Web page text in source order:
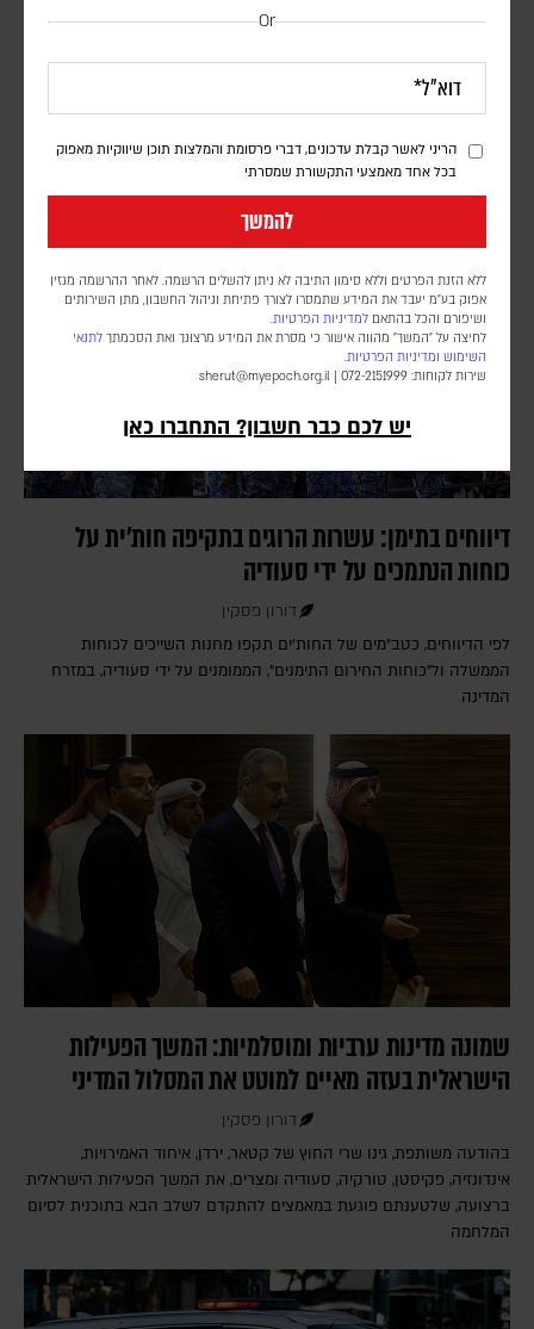
Or
הריני לאשר קבלת עדכונים, דברי פרסומת והמלצות תוכן שיווקיות מאפוק
בכל אחד מאמצעי התקשורת שמסרתי
להמשך
ללא הזנת הפרטים וללא סימון התיבה לא ניתן להשלים הרשמה. לאחר ההרשמה מגזין
אפוק בע״מ יעבד את המידע שתמסרו לצורך פתיחת וניהול החשבון, מתן השירותים
ושיפורם והכל בהתאם למדיניות הפרטיות.
לחיצה על "המשך" מהווה אישור כי מסרת את המידע מרצונך ואת הסכמתך לתנאי
השימוש ומדיניות הפרטיות.
שירות לקוחות: 072-2151999 |
sherut@myepoch.org.il
יש לכם כבר חשבון? התחברו כאן
דיווח: חודשים לפני המלחמה באיראן, הפנטגון זיהה
נקודת תורפה בתעשיית הנשק האמריקנית
2025, התריע מפני תלות מסוכנת באלומיניום בטוהר גבוה. התקיפות
דיווחים בתימן: עשרות הרוגים בתקיפה חות'ית על
כוחות הנתמכים על ידי סעודיה
דורון פסקין
לפי הדיווחים, כטב"מים של החות'ים תקפו מחנות השייכים לכוחות
הממשלה ול"כוחות החירום התימנים", הממומנים על ידי סעודיה, במזרח
המדינה
שמונה מדינות ערביות ומוסלמיות: המשך הפעילות
הישראלית בעזה מאיים למוטט את המסלול המדיני
דורון פסקין
בהודעה משותפת, גינו שרי החוץ של קטאר, ירדן, איחוד האמירויות,
אינדונזיה, פקיסטן, טורקיה, סעודיה ומצרים, את המשך הפעילות הישראלית
ברצועה, שלטענתם פוגעת במאמצים להתקדם לשלב הבא בתוכנית לסיום
המלחמה